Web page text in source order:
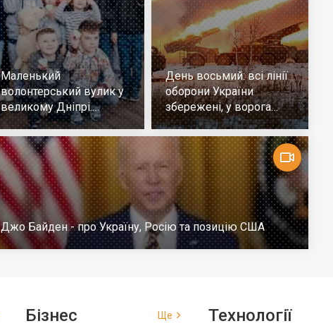
Маленький
волонтерський вулик у
великому Дніпрі.
Репортаж
День восьмий: всі лінії
оборони України
збережені, у ворога
немає успіху
Джо Байден - про Україну, Росію та позицію США
Бізнес Ще Технології